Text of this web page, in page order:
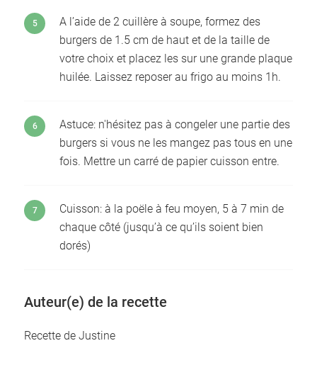
A l’aide de 2 cuillère à soupe, formez des
burgers de 1.5 cm de haut et de la taille de
votre choix et placez les sur une grande plaque
huilée. Laissez reposer au frigo au moins 1h.
Astuce: n'hésitez pas à congeler une partie des
burgers si vous ne les mangez pas tous en une
fois. Mettre un carré de papier cuisson entre.
Cuisson: à la poële à feu moyen, 5 à 7 min de
chaque côté (jusqu’à ce qu’ils soient bien
dorés)
Auteur(e) de la recette
Recette de Justine